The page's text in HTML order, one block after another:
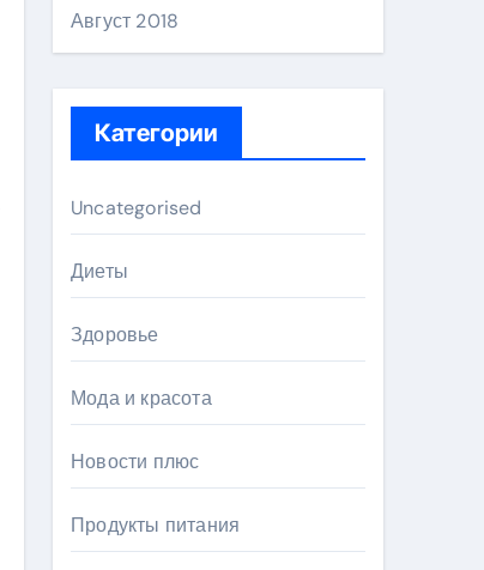
Август 2018
Категории
Uncategorised
Диеты
Здоровье
Мода и красота
Новости плюс
Продукты питания